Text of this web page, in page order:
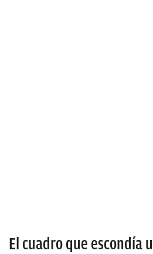
El cuadro que escondía